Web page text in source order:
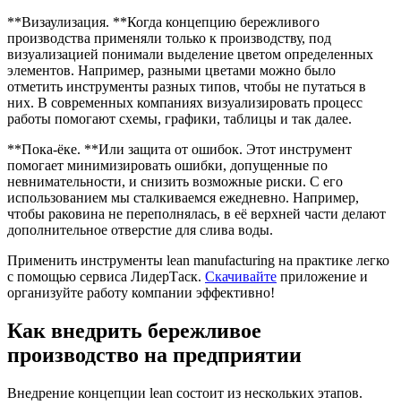
**Визаулизация. **Когда концепцию бережливого
производства применяли только к производству, под
визуализацией понимали выделение цветом определенных
элементов. Например, разными цветами можно было
отметить инструменты разных типов, чтобы не путаться в
них. В современных компаниях визуализировать процесс
работы помогают схемы, графики, таблицы и так далее.
**Пока-ёке. **Или защита от ошибок. Этот инструмент
помогает минимизировать ошибки, допущенные по
невнимательности, и снизить возможные риски. С его
использованием мы сталкиваемся ежедневно. Например,
чтобы раковина не переполнялась, в её верхней части делают
дополнительное отверстие для слива воды.
Применить инструменты lean manufacturing на практике легко
с помощью сервиса ЛидерТаск. Скачивайте приложение и
организуйте работу компании эффективно!
Как внедрить бережливое
производство на предприятии
Внедрение концепции lean состоит из нескольких этапов.